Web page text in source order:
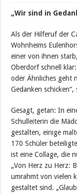
„Wir sind in
Als der Hilferuf der
Wohnheims
einer von ihnen
Oberdorf schnell
oder Ähnliches geht
Gedanken
Gesagt, getan: In
Schulleiterin die
gestalten, einige
170 Schüler
ist eine Collage, die
„Von Herz zu Herz:
umrahmt von vielen
gestaltet sind.